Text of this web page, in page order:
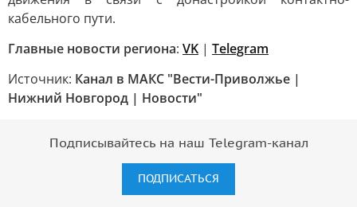
кабельного пути.
Главные новости региона: VK | Telegram
Источник: Канал в МАКС "Вести-Приволжье |
Нижний Новгород | Новости"
Подписывайтесь на наш Telegram-канал
ПОДПИСАТЬСЯ